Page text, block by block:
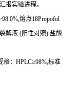
报实验进程。
熔点18Propofol
解液 (阳性对照) 盐酸
格： HPLC≥98%,标准